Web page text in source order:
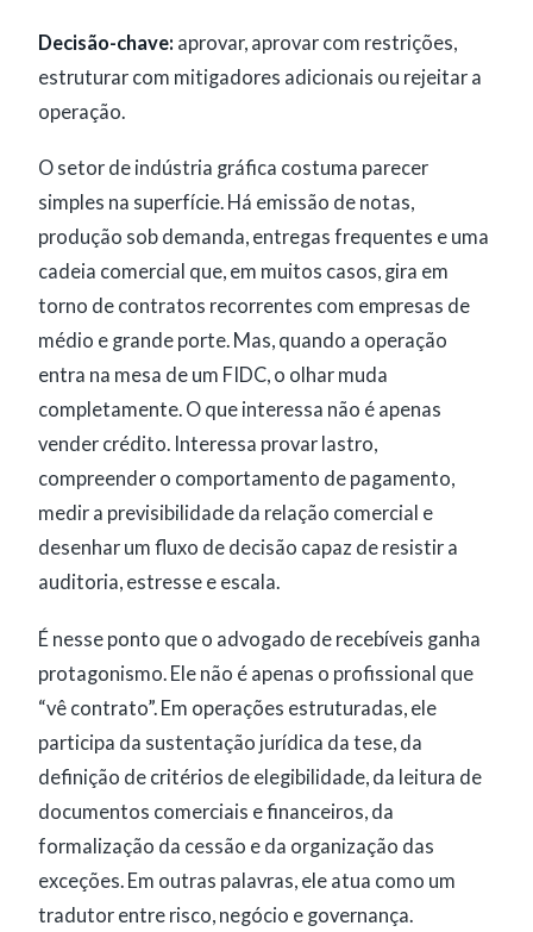
Decisão-chave: aprovar, aprovar com restrições,
estruturar com mitigadores adicionais ou rejeitar a
operação.
O setor de indústria gráfica costuma parecer
simples na superfície. Há emissão de notas,
produção sob demanda, entregas frequentes e uma
cadeia comercial que, em muitos casos, gira em
torno de contratos recorrentes com empresas de
médio e grande porte. Mas, quando a operação
entra na mesa de um FIDC, o olhar muda
completamente. O que interessa não é apenas
vender crédito. Interessa provar lastro,
compreender o comportamento de pagamento,
medir a previsibilidade da relação comercial e
desenhar um fluxo de decisão capaz de resistir a
auditoria, estresse e escala.
É nesse ponto que o advogado de recebíveis ganha
protagonismo. Ele não é apenas o profissional que
“vê contrato”. Em operações estruturadas, ele
participa da sustentação jurídica da tese, da
definição de critérios de elegibilidade, da leitura de
documentos comerciais e financeiros, da
formalização da cessão e da organização das
exceções. Em outras palavras, ele atua como um
tradutor entre risco, negócio e governança.